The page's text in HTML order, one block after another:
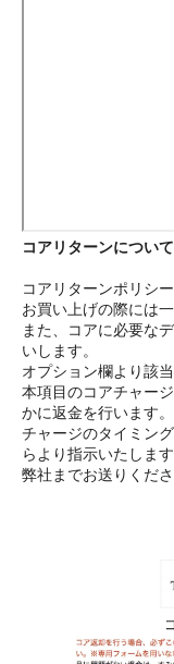
コアリターンについて
コアリターンポリシ
お買い上げの際には一
また、コアに必要な
いします。
オプション欄より該
本項目のコアチャー
かに返金を行います。
チャージのタイミン
らより指示いたしま
弊社までお送りくださ